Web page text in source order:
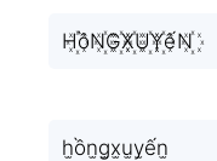
H꙰ồN꙰G꙰X꙰U꙰Y꙰ếN꙰
h̫ồn̫g̫x̫u̫y̫ến̫